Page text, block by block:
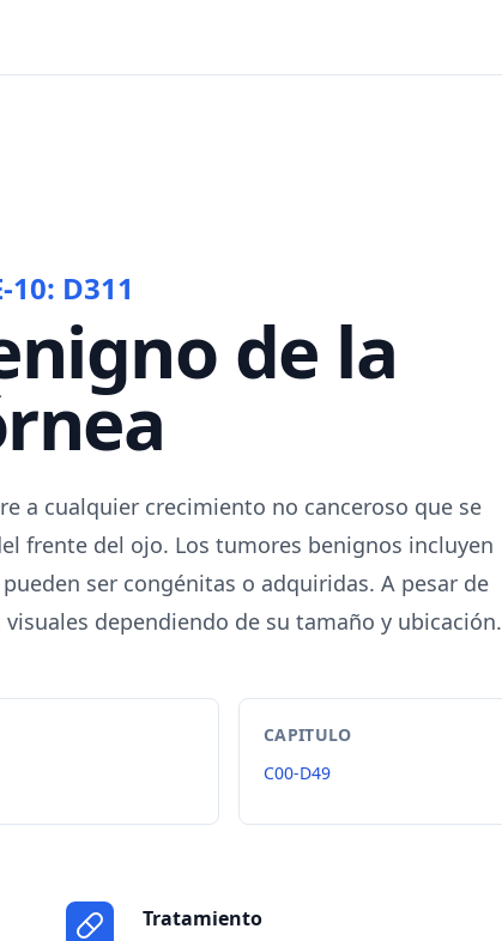
10: D311
de la
a cualquier crecimiento no canceroso que se
frente del ojo. Los tumores benignos incluyen
ser congénitas o adquiridas. A pesar de
dependiendo de su tamaño y ubicación.
CAPITULO
C00-D49
Tratamiento